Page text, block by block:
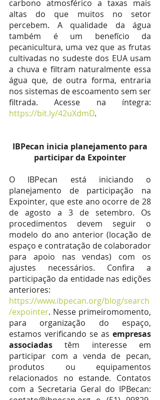
carbono atmosférico a taxas mais
altas do que muitos no setor
percebem. A qualidade da água
também é um benefício da
pecanicultura, uma vez que as frutas
cultivadas no sudeste dos EUA usam
a chuva e filtram naturalmente essa
água que, de outra forma, entraria
nos sistemas de escoamento sem ser
filtrada. Acesse na íntegra:
https://bit.ly/42uXdmD.
participar da Expointer
O IBPecan está iniciando o
planejamento de participação na
Expointer, que este ano ocorre de 28
de agosto a 3 de setembro. Os
procedimentos devem seguir o
modelo do ano anterior (locação de
espaço e contratação de colaborador
para apoio nas vendas) com os
ajustes necessários. Confira a
participação da entidade nas edições
anteriores:
https://www.ibpecan.org/blog/search
/expointer. Nesse primeiromomento,
para organização do espaço,
estamos verificando se as empresas
associadas têm interesse em
participar com a venda de pecan,
produtos ou equipamentos
relacionados no estande. Contatos
com a Secretaria Geral do IPBecan: